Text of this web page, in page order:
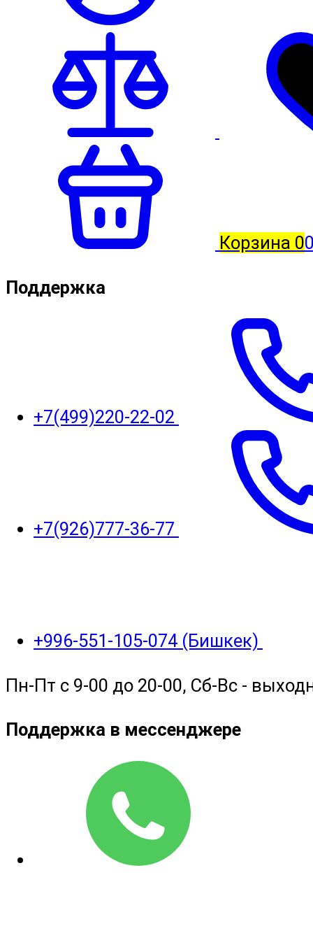
Корзина 0
Поддержка
+7(499)220-22-02
+7(926)777-36-77
+996-551-105-074 (Бишкек)
Пн-Пт с 9-00 до 20-00, Сб-Вс -
Поддержка в мессенджере